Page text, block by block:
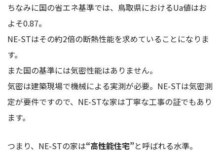
ちなみに国の省エネ基準では、鳥取県におけるUa値はお
よそ0.87。
NE-STはその約2倍の断熱性能を求めていることになりま
す。
また国の基準には気密性能はありません。
気密は建築現場で機械による実測が必要。NE-STは気密測
定が要件ですので、NE-STな家は丁寧な工事の証でもあり
ます。
つまり、NE-STの家は“高性能住宅”と呼ばれる水準。